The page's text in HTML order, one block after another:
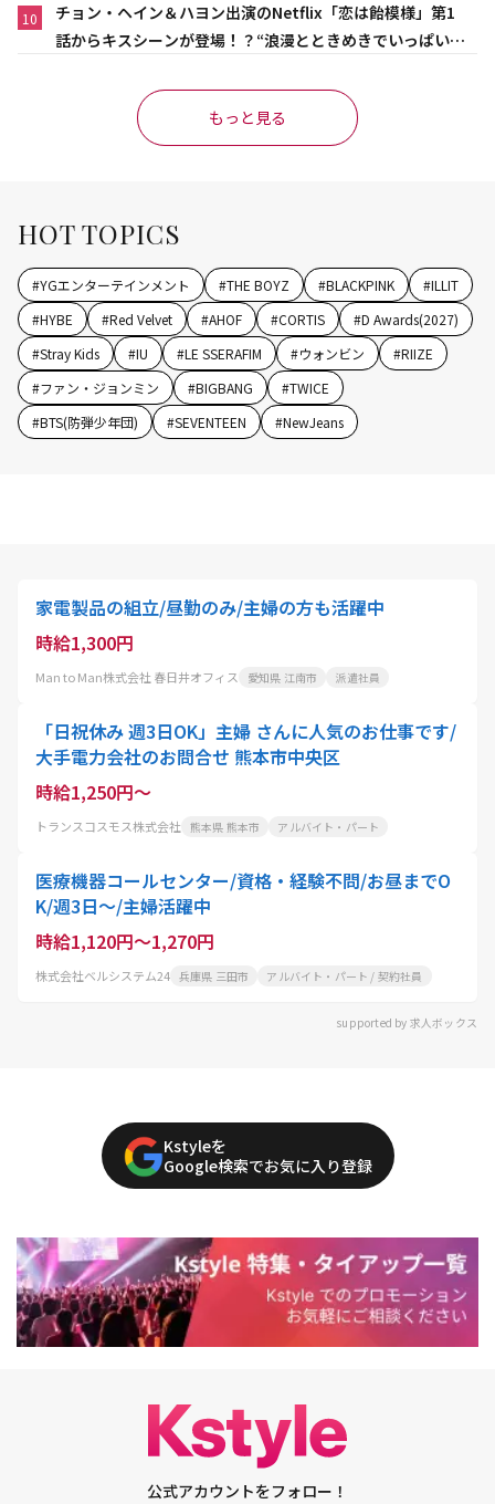
10
チョン・ヘイン＆ハヨン出演のNetflix「恋は飴模様」第1
話からキスシーンが登場！？“浪漫とときめきでいっぱいの
もっと見る
HOT TOPICS
#YGエンターテインメント #THE BOYZ #BLACKPINK #ILLIT
#HYBE #Red Velvet #AHOF #CORTIS #D Awards(2027)
#Stray Kids #IU #LE SSERAFIM #ウォンビン #RIIZE
#ファン・ジョンミン #BIGBANG #TWICE
#BTS(防弾少年団) #SEVENTEEN #NewJeans
家電製品の組立/昼勤のみ/主婦の方も活躍中
時給1,300円
Man to Man株式会社 春日井オフィス 愛知県 江南市 派遣社員
「日祝休み 週3日OK」主婦 さんに人気のお仕事です/
大手電力会社のお問合せ 熊本市中央区
時給1,250円～
トランスコスモス株式会社 熊本県 熊本市 アルバイト・パート
医療機器コールセンター/資格・経験不問/お昼までO
K/週3日～/主婦活躍中
時給1,120円～1,270円
株式会社ベルシステム24 兵庫県 三田市 アルバイト・パート / 契約社員
supported by 求人ボックス
Kstyleを
Google検索でお気に入り登録
公式アカウントをフォロー！